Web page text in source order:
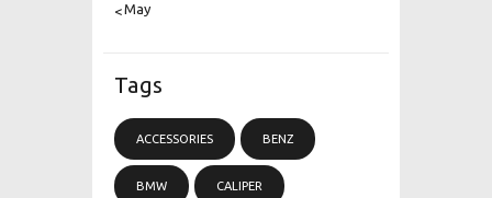
« May
Tags
ACCESSORIES BENZ
BMW CALIPER